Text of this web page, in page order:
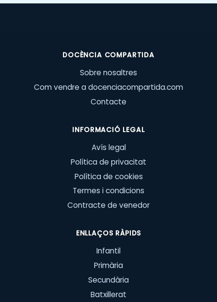
DOCÈNCIA COMPARTIDA
Sobre nosaltres
Com vendre a docenciacompartida.com
Contacte
INFORMACIÓ LEGAL
Avís legal
Política de privacitat
Política de cookies
Termes i condicions
Contracte de venedor
ENLLAÇOS RÀPIDS
Infantil
Primària
Secundària
Batxillerat